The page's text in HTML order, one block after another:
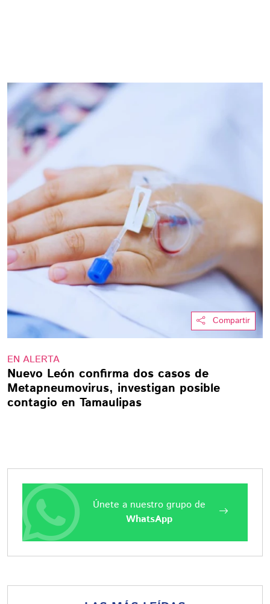
Compartir
EN ALERTA
Nuevo León confirma dos casos de
Metapneumovirus, investigan posible
contagio en Tamaulipas
Únete a nuestro grupo de
WhatsApp